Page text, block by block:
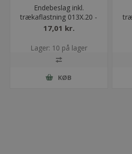
Endebeslag inkl.
trækaflastning 013X.20 -
Med bolt
17,01 kr.
Lager: 10 på lager
KØB